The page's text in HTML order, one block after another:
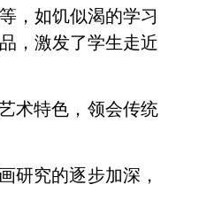
，如饥似渴的学习
，激发了学生走近
术特色，领会传统
研究的逐步加深，